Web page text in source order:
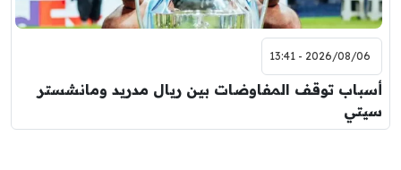
2026/08/06 - 13:41
أسباب توقف المفاوضات بين ريال مدريد ومانشستر
سيتي